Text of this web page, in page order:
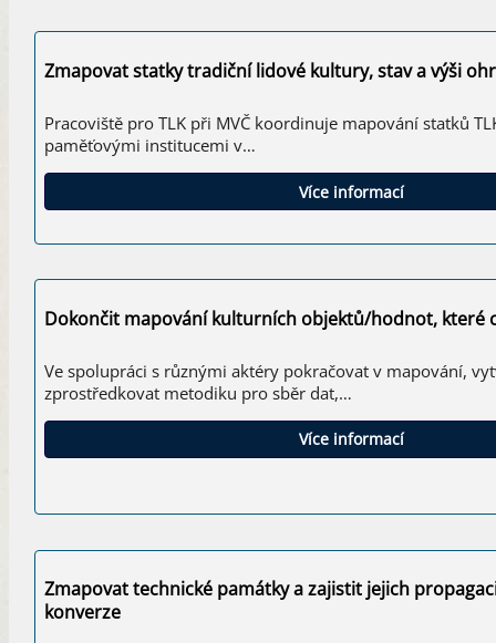
Zmapovat statky tradiční lidové kultury, stav a výši
Pracoviště pro TLK při MVČ koordinuje mapování statků
paměťovými institucemi v…
Více informací
Dokončit mapování kulturních objektů/hodnot, které
Ve spolupráci s různými aktéry pokračovat v mapování,
zprostředkovat metodiku pro sběr dat,…
Více informací
Zmapovat technické památky a zajistit jejich
konverze